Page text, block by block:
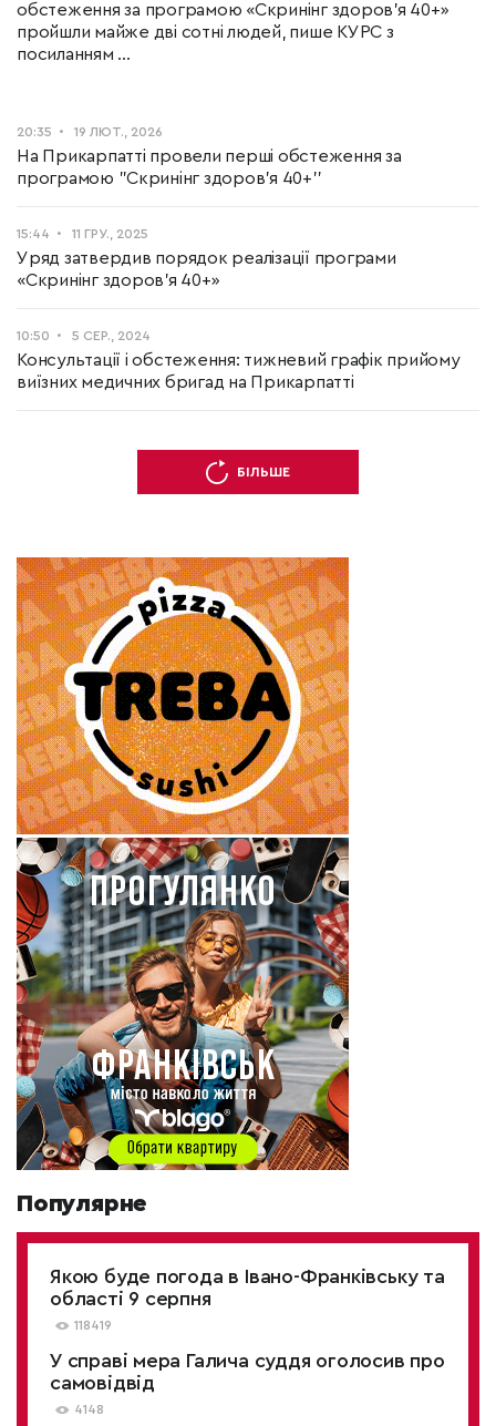
обстеження за програмою «Скринінг здоров’я 40+»
пройшли майже дві сотні людей, пише КУРС з
посиланням ...
20:35 19 ЛЮТ., 2026
На Прикарпатті провели перші обстеження за
програмою ''Скринінг здоров’я 40+''
15:44 11 ГРУ., 2025
Уряд затвердив порядок реалізації програми
«Скринінг здоров’я 40+»
10:50 5 СЕР., 2024
Консультації і обстеження: тижневий графік прийому
виїзних медичних бригад на Прикарпатті
БІЛЬШЕ
Популярне
Якою буде погода в Івано-Франківську та
області 9 серпня
118419
У справі мера Галича суддя оголосив про
самовідвід
4148